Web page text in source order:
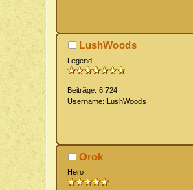
LushWoods
Legend
Beiträge: 6.724
Username: LushWoods
Orok
Hero